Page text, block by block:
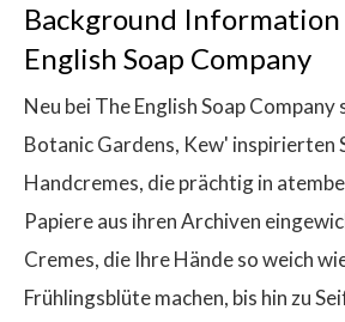
Background
English Soap Company
Neu bei The English Soap Company
Botanic Gardens, Kew' inspirierten
Handcremes, die prächtig in
Papiere aus ihren Archiven
Cremes, die Ihre Hände so weich
Frühlingsblüte machen, bis hin zu